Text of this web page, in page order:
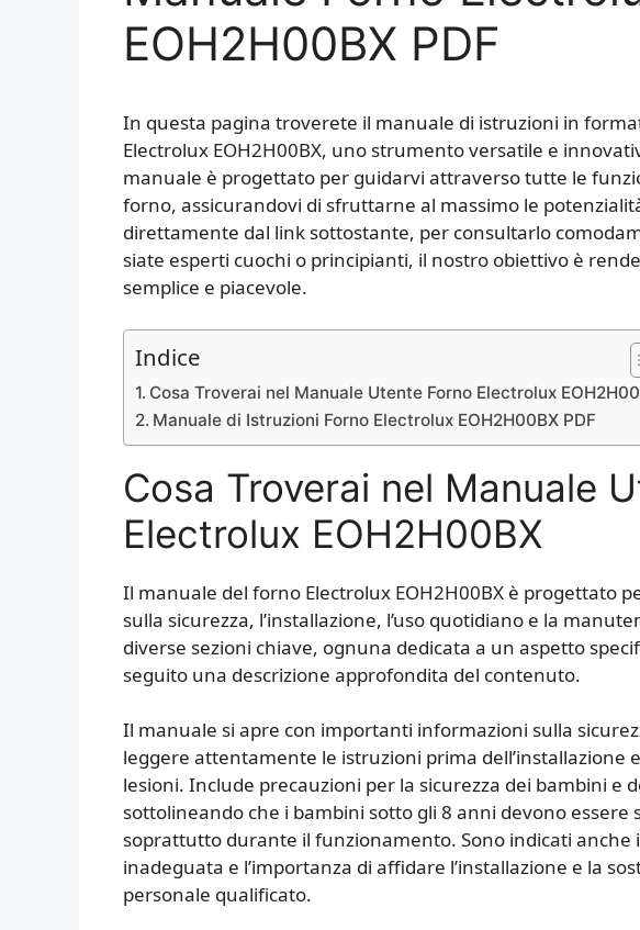
EOH2H00BX PDF
In questa pagina troverete il manuale di istruzioni in
Electrolux EOH2H00BX, uno strumento versatile e
manuale è progettato per guidarvi attraverso tutte le
forno, assicurandovi di sfruttarne al massimo le
direttamente dal link sottostante, per consultarlo
siate esperti cuochi o principianti, il nostro obiettivo è
semplice e piacevole.
Indice
Cosa Troverai nel Manuale Utente Forno Electrolux
Manuale di Istruzioni Forno Electrolux EOH2H00BX PDF
Cosa Troverai nel Manuale
Electrolux EOH2H00BX
Il manuale del forno Electrolux EOH2H00BX è progettato
sulla sicurezza, l’installazione, l’uso quotidiano e la
diverse sezioni chiave, ognuna dedicata a un aspetto
seguito una descrizione approfondita del contenuto.
Il manuale si apre con importanti informazioni sulla
leggere attentamente le istruzioni prima dell’installazione
lesioni. Include precauzioni per la sicurezza dei bambini e
sottolineando che i bambini sotto gli 8 anni devono
soprattutto durante il funzionamento. Sono indicati
inadeguata e l’importanza di affidare l’installazione e la
personale qualificato.